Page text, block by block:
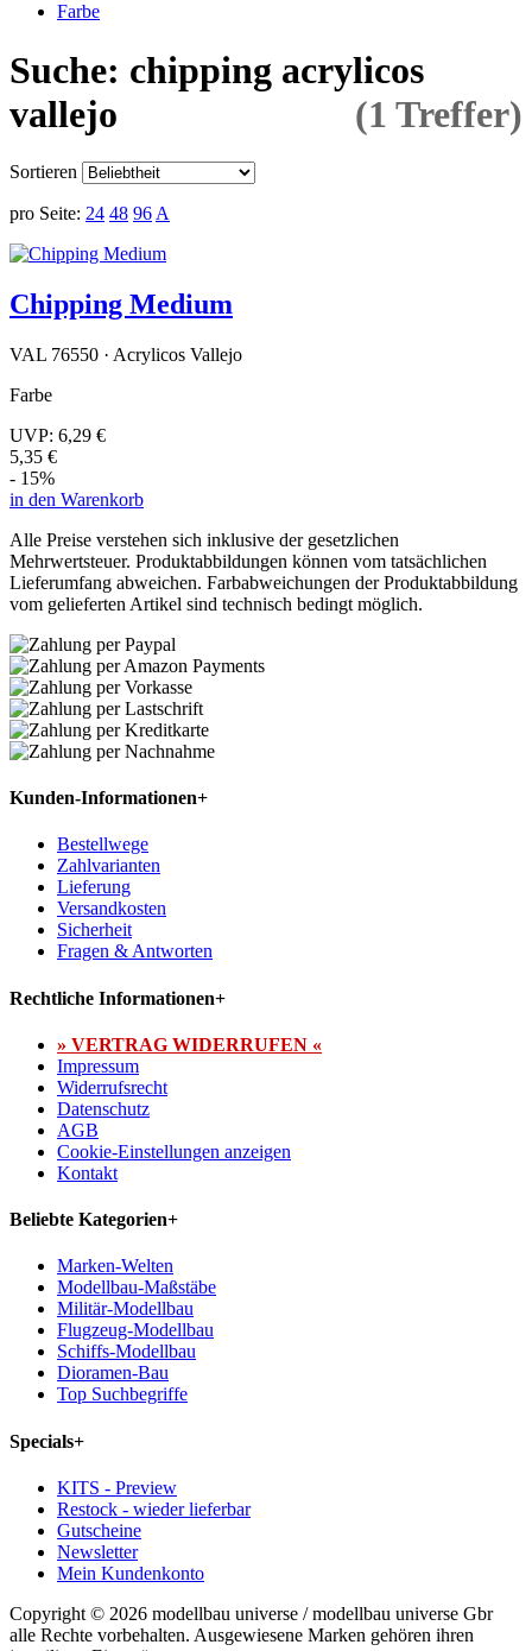
Farbe
Suche: chipping acrylicos
vallejo
(1 Treffer)
Sortieren
pro Seite: 24 48 96 A
Chipping Medium
VAL 76550 · Acrylicos Vallejo
Farbe
UVP: 6,29 €
5,35 €
- 15%
in den Warenkorb
Alle Preise verstehen sich inklusive der gesetzlichen
Mehrwertsteuer. Produktabbildungen können vom tatsächlichen
Lieferumfang abweichen. Farbabweichungen der Produktabbildung
vom gelieferten Artikel sind technisch bedingt möglich.
Kunden-Informationen+
Bestellwege
Zahlvarianten
Lieferung
Versandkosten
Sicherheit
Fragen & Antworten
Rechtliche Informationen+
» VERTRAG WIDERRUFEN «
Impressum
Widerrufsrecht
Datenschutz
AGB
Cookie-Einstellungen anzeigen
Kontakt
Beliebte Kategorien+
Marken-Welten
Modellbau-Maßstäbe
Militär-Modellbau
Flugzeug-Modellbau
Schiffs-Modellbau
Dioramen-Bau
Top Suchbegriffe
Specials+
KITS - Preview
Restock - wieder lieferbar
Gutscheine
Newsletter
Mein Kundenkonto
Copyright © 2026 modellbau universe / modellbau universe Gbr
alle Rechte vorbehalten. Ausgewiesene Marken gehören ihren